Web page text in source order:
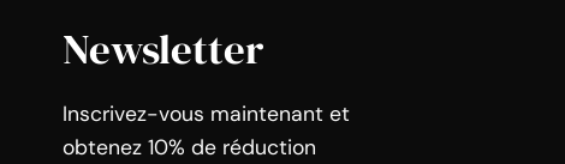
Newsletter
Inscrivez-vous maintenant et
obtenez 10% de réduction